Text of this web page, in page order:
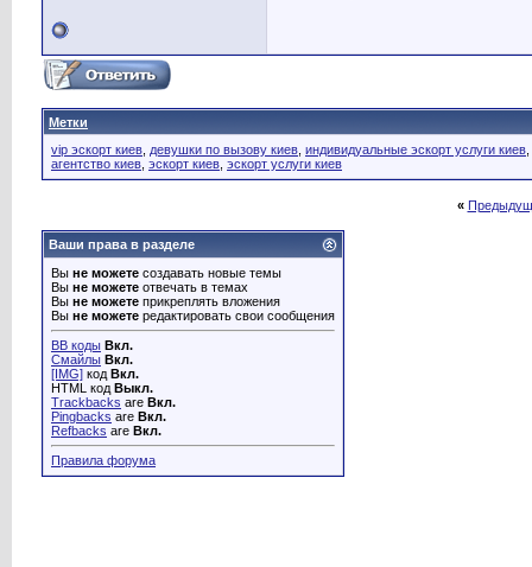
Метки
vip эскорт киев девушки по вызову киев индивидуальные эскорт услуги киев
агентство киев эскорт киев эскорт услуги киев
«
Ваши права в разделе
Вы не можете создавать новые темы
Вы не можете отвечать в темах
Вы не можете прикреплять вложения
Вы не можете редактировать свои сообщения
BB коды Вкл.
Смайлы Вкл.
[IMG] код Вкл.
HTML код Выкл.
Trackbacks are Вкл.
Pingbacks are Вкл.
Refbacks are Вкл.
Правила форума